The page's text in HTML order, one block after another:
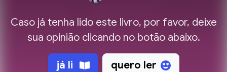
Caso já tenha lido este livro, por favor, deixe
sua opinião clicando no botão abaixo.
já li quero ler